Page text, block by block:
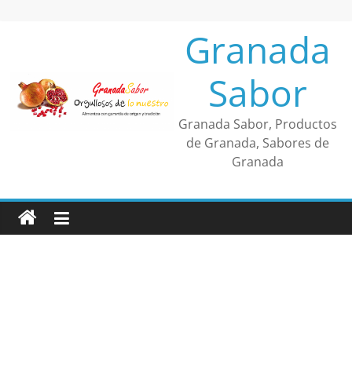
Granada
Sabor
Granada Sabor, Productos
de Granada, Sabores de
Granada